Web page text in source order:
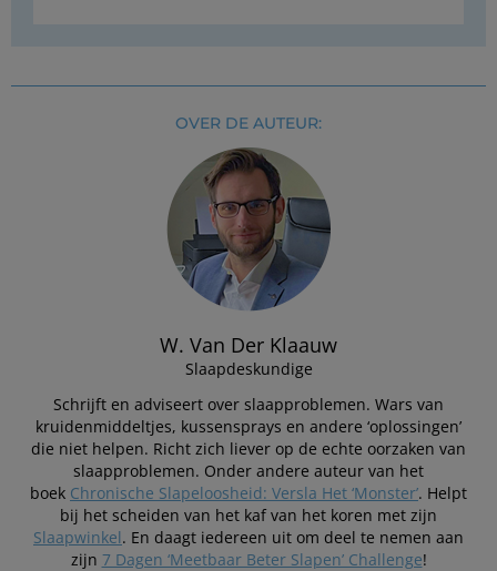
OVER DE AUTEUR:
W. Van Der Klaauw
Slaapdeskundige
Schrijft en adviseert over slaapproblemen. Wars van
kruidenmiddeltjes, kussensprays en andere ‘oplossingen’
die niet helpen. Richt zich liever op de echte oorzaken van
slaapproblemen. Onder andere auteur van het
boek Chronische Slapeloosheid: Versla Het ‘Monster’. Helpt
bij het scheiden van het kaf van het koren met zijn
Slaapwinkel. En daagt iedereen uit om deel te nemen aan
zijn 7 Dagen ‘Meetbaar Beter Slapen’ Challenge!